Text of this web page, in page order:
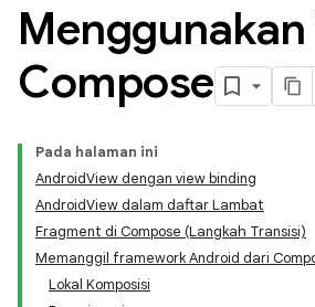
Compose
Pada halaman ini
AndroidView dengan view binding
AndroidView dalam daftar Lambat
Fragment di Compose (Langkah Transisi)
Memanggil framework Android dari
Lokal Komposisi